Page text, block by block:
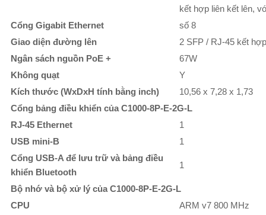
kết hợp liên kết lên,
Cổng Gigabit Ethernet
số 8
Giao diện đường lên
2 SFP / RJ-45 kết hợp
Ngân sách nguồn PoE +
67W
Không quạt
Y
Kích thước (WxDxH tính bằng inch)
10,56 x 7,28 x 1,73
Cổng bảng điều khiển của C1000-8P-E-2G-L
RJ-45 Ethernet
1
USB mini-B
1
Cổng USB-A để lưu trữ và bảng điều
khiển Bluetooth
1
Bộ nhớ và bộ xử lý của C1000-8P-E-2G-L
CPU
ARM v7 800 MHz